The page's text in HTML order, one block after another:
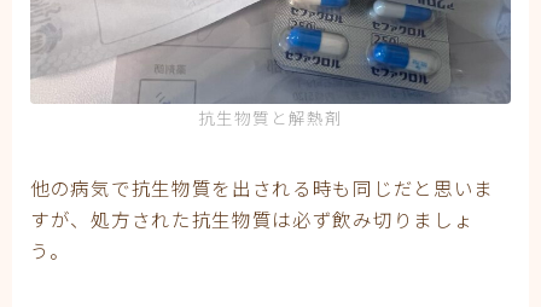
抗生物質と解熱剤
他の病気で抗生物質を出される時も同じだと思いま
すが、処方された抗生物質は必ず飲み切りましょ
う。